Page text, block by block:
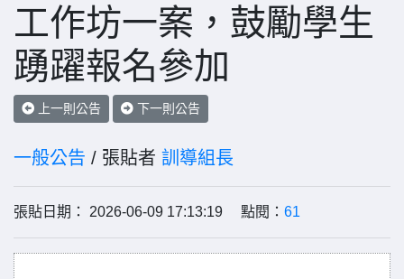
工作坊一案，鼓勵學生
踴躍報名參加
上一則公告 下一則公告
一般公告 / 張貼者 訓導組長
張貼日期： 2026-06-09 17:13:19 點閱： 61